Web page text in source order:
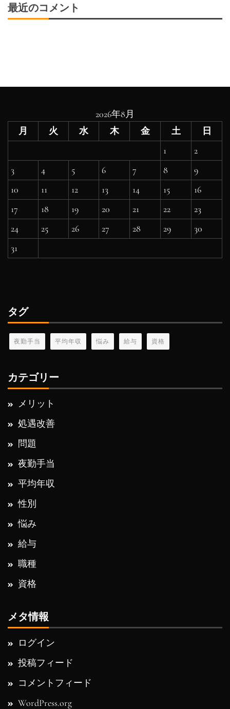
最近のコメント
2026年8月
月
火 水 木 金 土
日
1
2
3
4 5 6 7 8
9
10
11 12 13 14 15
16
17
18 19 20 21 22
23
24
25 26 27 28 29
30
31
タグ
夜勤手当 平均年収 悩み 給与 資格
カテゴリー
メリット
処遇改善
問題
夜勤手当
平均年収
性別
悩み
給与
職種
資格
メタ情報
ログイン
投稿フィード
コメントフィード
WordPress.org